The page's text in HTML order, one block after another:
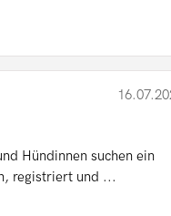
Hündinnen suchen ein
registriert und ...